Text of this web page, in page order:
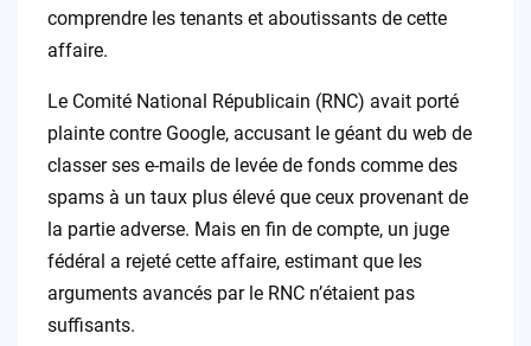
comprendre les tenants et aboutissants de cette
affaire.
Le Comité National Républicain (RNC) avait porté
plainte contre Google, accusant le géant du web de
classer ses e-mails de levée de fonds comme des
spams à un taux plus élevé que ceux provenant de
la partie adverse. Mais en fin de compte, un juge
fédéral a rejeté cette affaire, estimant que les
arguments avancés par le RNC n’étaient pas
suffisants.